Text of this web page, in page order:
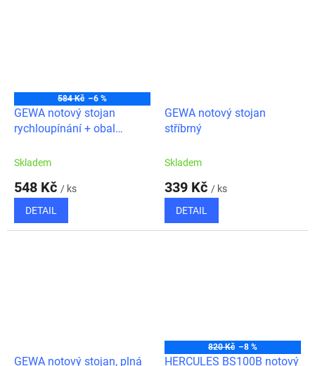
584 Kč –6 %
GEWA notový stojan
rychloupínání + obal
Skladem
548 Kč / ks
DETAIL
GEWA notový stojan
stříbrný
Skladem
339 Kč / ks
DETAIL
GEWA notový stojan, plná
820 Kč –8 %
HERCULES BS100B notový